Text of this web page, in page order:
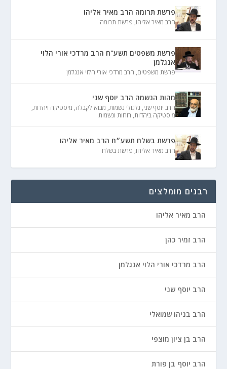
פרשת תרומה הרב מאיר אליהו
הרב מאיר אליהו, פרשת תרומה
פרשת משפטים תשע"ח הרב מרדכי אורי הלוי
אנגלמן
פרשת משפטים, הרב מרדכי אורי הלוי אנגלמן
מהות הנשמה הרב יוסף שני
הרב יוסף שני, גלגולי נשמות, מבוא לקבלה, מיסטיקה ויהדות,
מיסטיקה ביהדות, רוחות ונשמות
פרשת בשלח תשע״ח הרב מאיר אליהו
הרב מאיר אליהו, פרשת בשלח
רבנים מומלצים
הרב מאיר אליהו
הרב זמיר כהן
הרב מרדכי אורי הלוי אנגלמן
הרב יוסף שני
הרב בניהו שמואלי
הרב בן ציון מוצפי
הרב יוסף בן פורת